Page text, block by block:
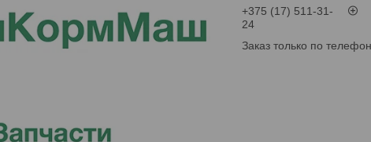
+375 (17) 511-31-
24
Заказ только по